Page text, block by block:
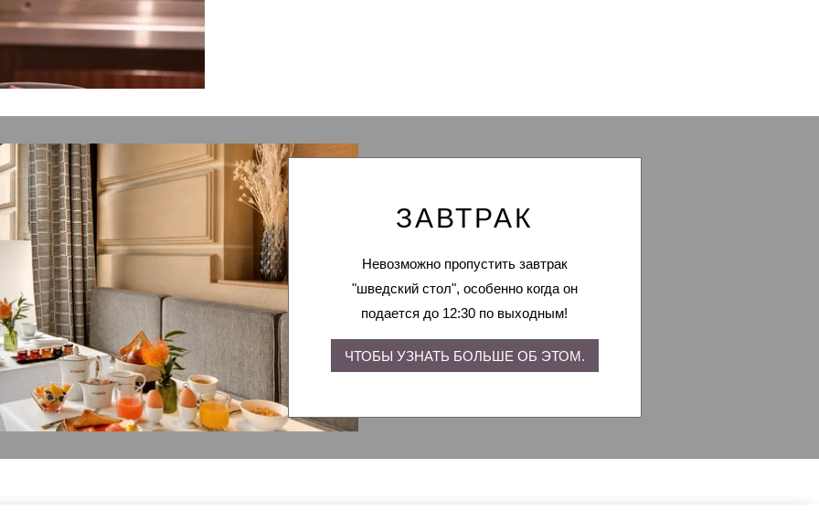
ЗАВТРАК
Невозможно пропустить завтрак
"шведский стол", особенно когда он
подается до 12:30 по выходным!
ЧТОБЫ УЗНАТЬ БОЛЬШЕ ОБ ЭТОМ.
ОТЕЛЬ
РЕСТОРАН И БАР
ПРЕДЛОЖЕНИЯ
ГАЛЕРЕЯ
СВЯЗАТЬСЯ С